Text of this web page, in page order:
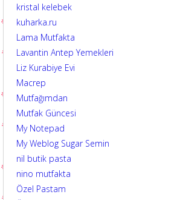
kristal kelebek
kuharka.ru
Lama Mutfakta
Lavantin Antep Yemekleri
Liz Kurabiye Evi
Macrep
Mutfağımdan
Mutfak Güncesi
My Notepad
My Weblog Sugar Semin
nil butik pasta
nino mutfakta
Özel Pastam